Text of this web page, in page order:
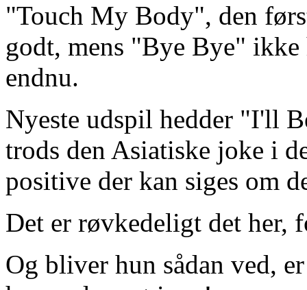
"Touch My Body", den
godt, mens "Bye Bye"
endnu.
Nyeste udspil hedder "I'll
trods den Asiatiske joke i
positive der kan siges om
Det er røvkedeligt det her,
Og bliver hun sådan ved,